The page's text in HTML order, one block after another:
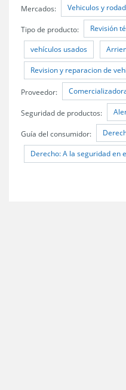
Mercados: Vehiculos y
Tipo de producto: Revisión
vehículos usados
Revision y reparacion de
Proveedor:
Seguridad de productos:
Guía del consumidor:
Derecho: A la seguridad en